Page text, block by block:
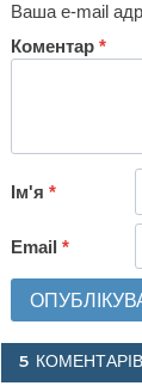
Ваша e-mail
Коментар *
Ім'я *
Email *
5 КОМЕНТАРІВ